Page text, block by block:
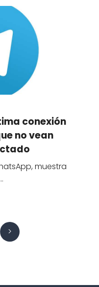
conexión
no vean
muestra
>